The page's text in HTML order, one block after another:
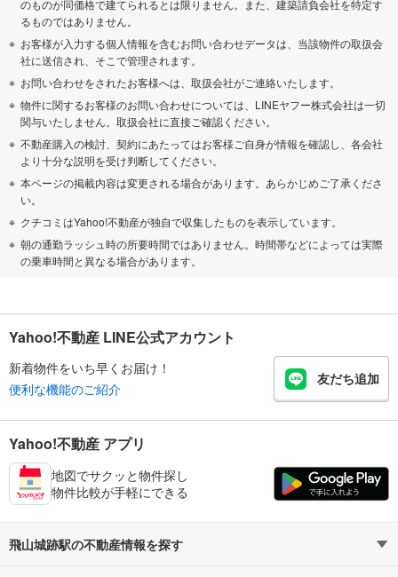
のものが同価格で建てられるとは限りません。また、建築請負会社を特定す
るものではありません。
お客様が入力する個人情報を含むお問い合わせデータは、当該物件の取扱会
社に送信され、そこで管理されます。
お問い合わせをされたお客様へは、取扱会社がご連絡いたします。
物件に関するお客様のお問い合わせについては、LINEヤフー株式会社は一切
関与いたしません。取扱会社に直接ご確認ください。
不動産購入の検討、契約にあたってはお客様ご自身が情報を確認し、各会社
より十分な説明を受け判断してください。
本ページの掲載内容は変更される場合があります。あらかじめご了承くださ
い。
クチコミはYahoo!不動産が独自で収集したものを表示しています。
朝の通勤ラッシュ時の所要時間ではありません。時間帯などによっては実際
の乗車時間と異なる場合があります。
Yahoo!不動産 LINE公式アカウント
新着物件をいち早くお届け！
便利な機能のご紹介
友だち追加
Yahoo!不動産 アプリ
地図でサクッと物件探し
物件比較が手軽にできる
飛山城跡駅の不動産情報を探す